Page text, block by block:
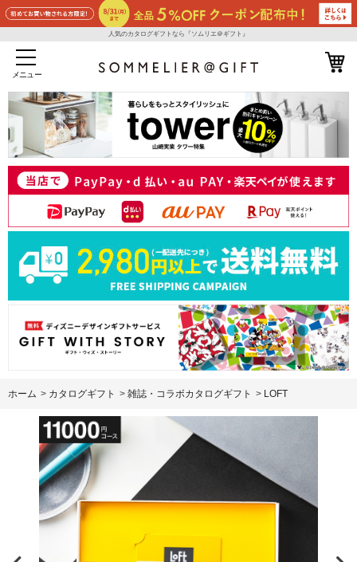
人気のカタログギフトなら『ソムリエ＠ギフト』
メニュー
ホーム > カタログギフト > 雑誌・コラボカタログギフト > LOFT